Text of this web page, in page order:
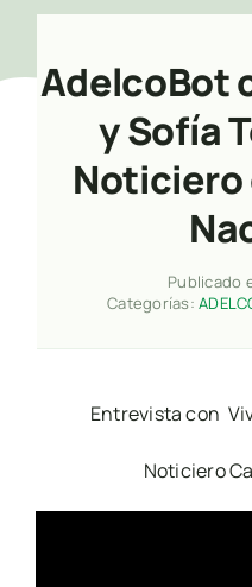
Incidencia
Comunicación
AdelcoBot
y Sofía
Noticiero
Publicado
Categorías:
Entrevista con
Noticiero